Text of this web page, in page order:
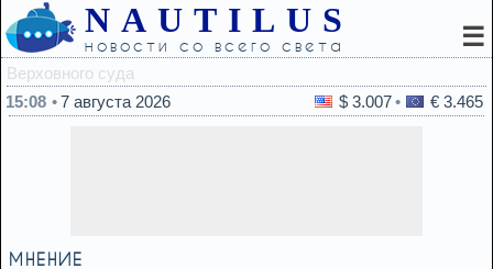
NAUTILUS
новости со всего света ☰
15:08
7 августа 2026 $ 3.007 € 3.465
МНЕНИЕ